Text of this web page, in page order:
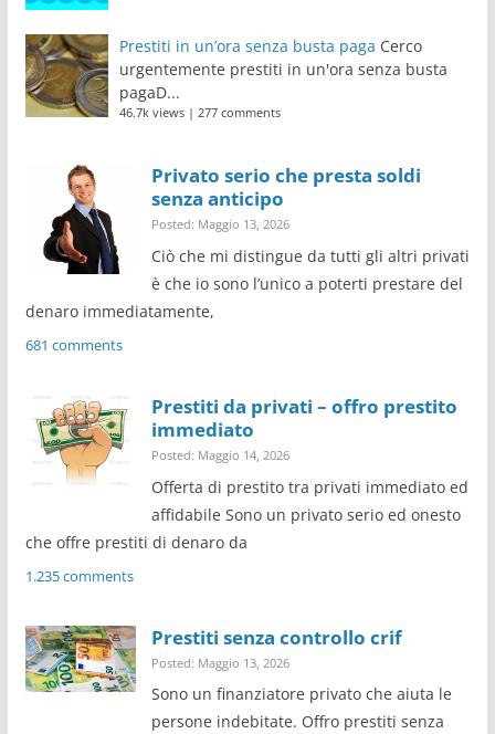
Prestiti in un’ora senza busta paga Cerco
urgentemente prestiti in un'ora senza busta
pagaD...
46.7k views| 277 comments
Privato serio che presta soldi
senza anticipo
Posted: Maggio 13, 2026
Ciò che mi distingue da tutti gli altri privati
è che io sono l’unico a poterti prestare del
denaro immediatamente,
681 comments
Prestiti da privati – offro prestito
immediato
Posted: Maggio 14, 2026
Offerta di prestito tra privati immediato ed
affidabile Sono un privato serio ed onesto
che offre prestiti di denaro da
1.235 comments
Prestiti senza controllo crif
Posted: Maggio 13, 2026
Sono un finanziatore privato che aiuta le
persone indebitate. Offro prestiti senza